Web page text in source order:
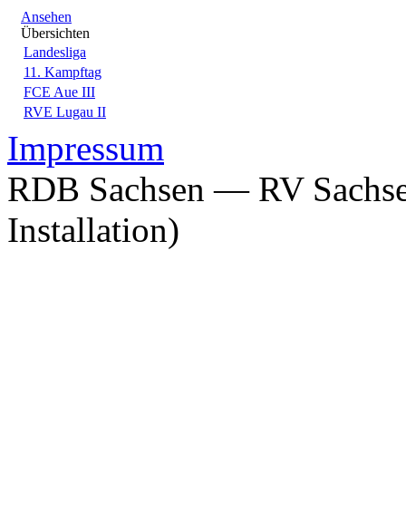
Ansehen
Übersichten
Landesliga
11. Kampftag
FCE Aue III
RVE Lugau II
Impressum
RDB Sachsen — RV
Installation)